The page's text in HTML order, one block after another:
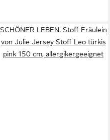
SCHÖNER LEBEN. Stoff Fräulein
von Julie Jersey Stoff Leo türkis
pink 150 cm, allergikergeeignet